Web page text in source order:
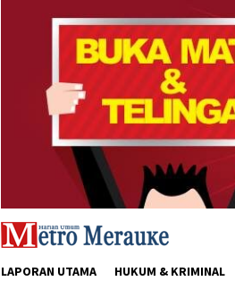
LAPORAN UTAMA HUKUM & KRIMINAL